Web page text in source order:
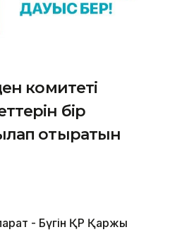
комитеті
бір
отыратын
- Бүгін ҚР Қаржы